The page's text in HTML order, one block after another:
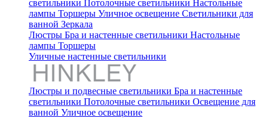
светильники Потолочные светильники Настольные
лампы Торшеры Уличное освещение Светильники для
ванной Зеркала
Люстры Бра и настенные светильники Настольные
лампы Торшеры
Уличные настенные светильники
Люстры и подвесные светильники Бра и настенные
светильники Потолочные светильники Освещение для
ванной Уличное освещение